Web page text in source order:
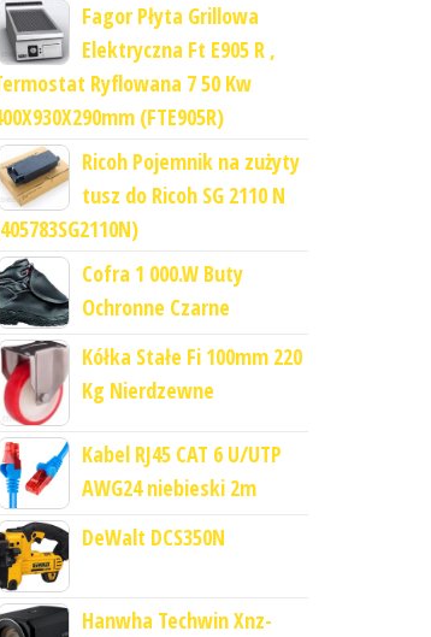
Fagor Płyta Grillowa
Elektryczna Ft E905 R ,
Ryflowana 7 50 Kw
(FTE905R)
Ricoh Pojemnik na zużyty
tusz do Ricoh SG 2110 N
Cofra 1 000.W Buty
Ochronne Czarne
Kółka Stałe Fi 100mm 220
Kg Nierdzewne
Kabel RJ45 CAT 6 U/UTP
AWG24 niebieski 2m
DeWalt DCS350N
Hanwha Techwin Xnz-